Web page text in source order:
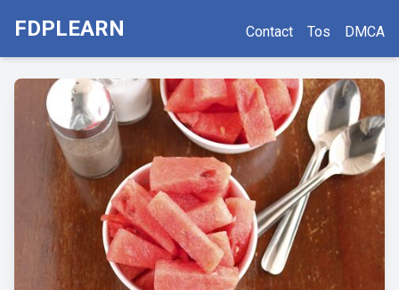
FDPLEARN Contact Tos DMCA